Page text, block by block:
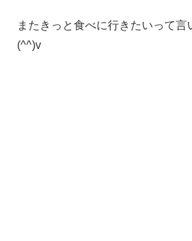
またきっと食べに行きたいって言
(^^)v